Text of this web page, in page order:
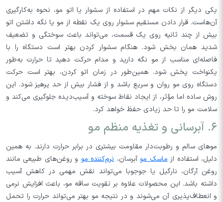
یکی دیگر از نکات مهم در استفاده از سشوار یا اتو مو، نحوه به‌کارگیری
آن‌هاست. قرار دادن مستقیم سشوار روی یک نقطه از مو یا نگه داشتن اتو
بیش از چند ثانیه روی یک قسمت، می‌تواند باعث سوختگی و تضعیف
شدید همان بخش شود. هنگام سشوار کردن بهتر است دستگاه را با
فاصله‌ای مناسب از مو نگه دارید و مدام حرکت دهید تا حرارت به‌طور
یکنواخت پخش شود. همین‌طور در زمان اتو کردن، بهتر است حرکت
دستگاه روی مو روان و سریع باشد و از فشار بیش از حد پرهیز شود. این
روش ساده اما مؤثر، از ایجاد نقاط سوخته و آسیب‌دیده جلوگیری می‌کند و
سلامت مو را تا حد زیادی حفظ خواهد کرد.
۶. آبرسانی و تغذیه منظم مو
موهای سالم و رطوبت‌دار مقاومت بیشتری در برابر حرارت دارند. به همین
دلیل، استفاده ازماسک‌ موآبرسان،نرم‌کننده‌ موو روغن‌های طبیعی مانند
روغن آرگان، نارگیل یا جوجوبا می‌تواند نقش مهمی در کاهش آسیب
داشته باشد. این محصولات علاوه بر تقویت ساقه مو، باعث افزایش نرمی
و انعطاف‌پذیری آن می‌شوند و در نتیجه مو بهتر می‌تواند حرارت را تحمل